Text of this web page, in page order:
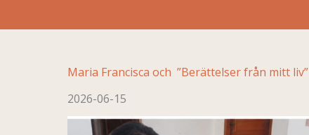
Maria Francisca och ”Berättelser från mitt liv”
2026-06-15